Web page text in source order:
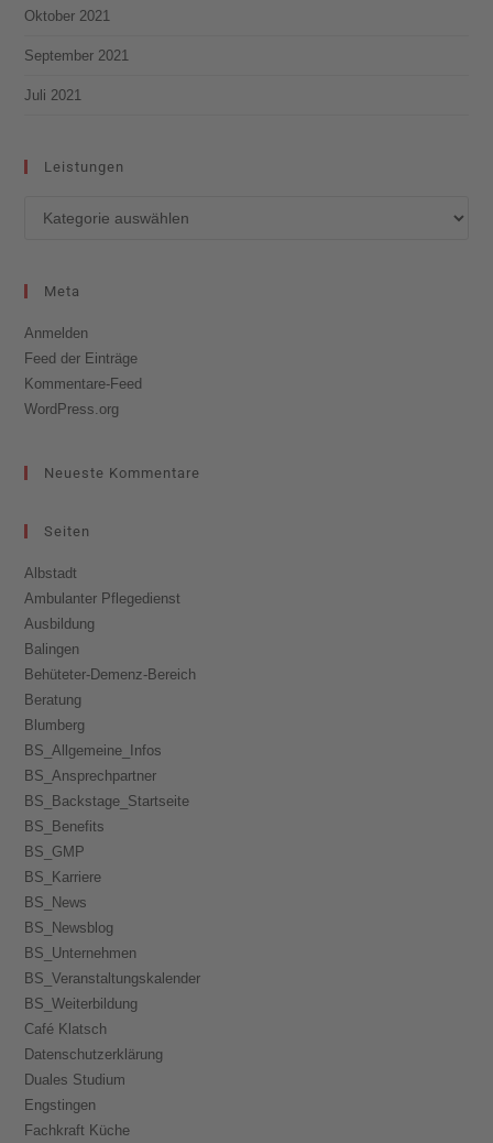
Oktober 2021
September 2021
Juli 2021
Leistungen
Meta
Anmelden
Feed der Einträge
Kommentare-Feed
WordPress.org
Neueste Kommentare
Seiten
Albstadt
Ambulanter Pflegedienst
Ausbildung
Balingen
Behüteter-Demenz-Bereich
Beratung
Blumberg
BS_Allgemeine_Infos
BS_Ansprechpartner
BS_Backstage_Startseite
BS_Benefits
BS_GMP
BS_Karriere
BS_News
BS_Newsblog
BS_Unternehmen
BS_Veranstaltungskalender
BS_Weiterbildung
Café Klatsch
Datenschutzerklärung
Duales Studium
Engstingen
Fachkraft Küche